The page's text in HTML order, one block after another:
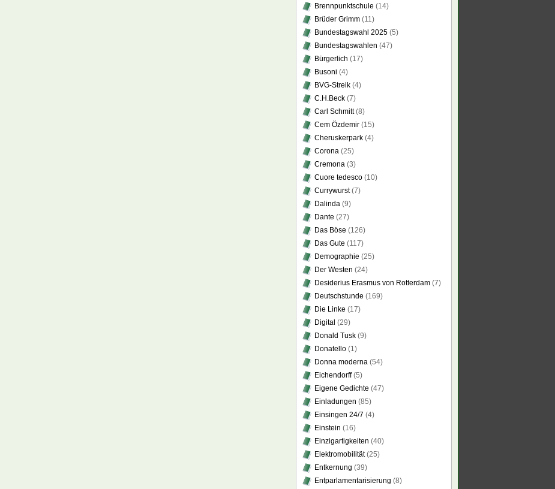
Brennpunktschule (14)
Brüder Grimm (11)
Bundestagswahl 2025 (5)
Bundestagswahlen (47)
Bürgerlich (17)
Busoni (4)
BVG-Streik (4)
C.H.Beck (7)
Carl Schmitt(8)
Cem Özdemir (15)
Cheruskerpark (4)
Corona (25)
Cremona (3)
Cuore tedesco (10)
Currywurst(7)
Dalinda (9)
Dante (27)
Das Böse (126)
Das Gute (117)
Demographie (25)
Der Westen (24)
Desiderius Erasmus von Rotterdam (7)
Deutschstunde (169)
Die Linke (17)
Digital (29)
Donald Tusk (9)
Donatello (1)
Donna moderna (54)
Eichendorff(5)
Eigene Gedichte (47)
Einladungen (85)
Einsingen 24/7 (4)
Einstein (16)
Einzigartigkeiten (40)
Elektromobilität(25)
Entkernung (39)
Entparlamentarisierung (8)